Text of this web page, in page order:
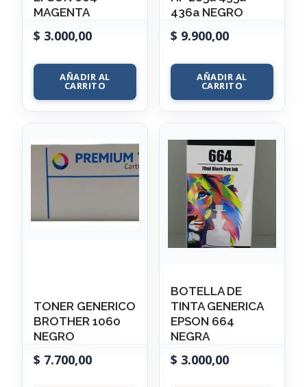
MAGENTA
$ 3.000,00
AÑADIR AL
CARRITO
436a NEGRO
$ 9.900,00
AÑADIR AL
CARRITO
TONER GENERICO
BROTHER 1060
NEGRO
$ 7.700,00
BOTELLA DE
TINTA GENERICA
EPSON 664
NEGRA
$ 3.000,00